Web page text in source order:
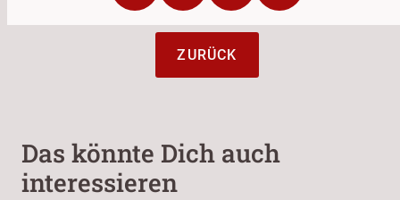
ZURÜCK
Das könnte Dich auch
interessieren